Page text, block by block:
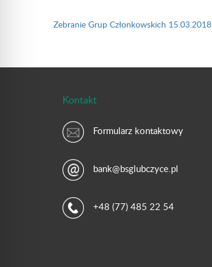
wpisu
Zebranie Grup Członkowskich 15.03.2018
Kontakt
Formularz kontaktowy
bank@bsglubczyce.pl
+48 (77) 485 22 54